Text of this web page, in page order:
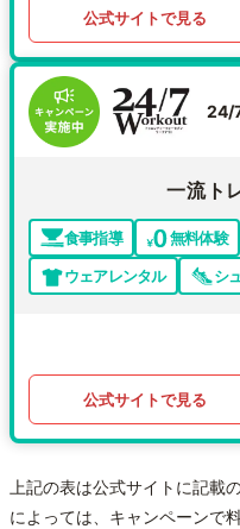
公式サイトで見る
24/
一流ト
食事指導 無料体験
ウェアレンタル
シ
公式サイトで見る
上記の表は公式サイトに記載
によっては、キャンペーンで